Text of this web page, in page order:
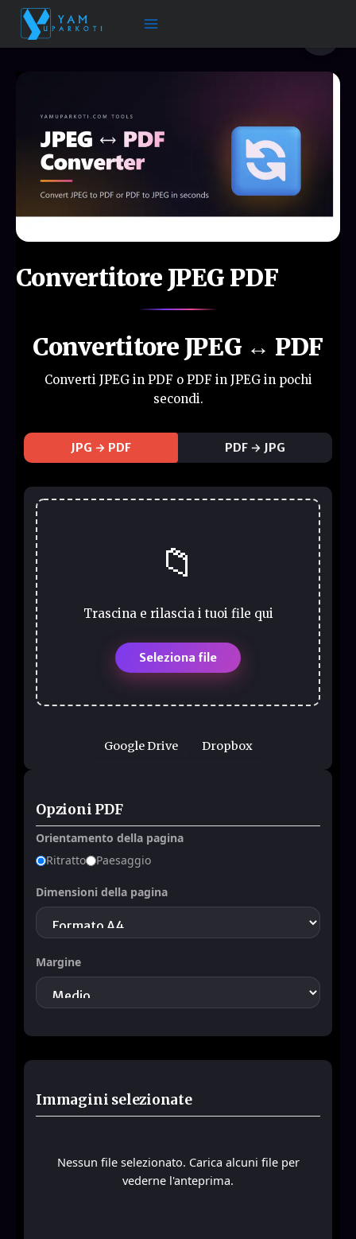
contenuto
Convertitore JPEG PDF
Convertitore JPEG ↔ PDF
Converti JPEG in PDF o PDF in JPEG in pochi
secondi.
JPG → PDF PDF → JPG
📁
Trascina e rilascia i tuoi file qui
Seleziona file
Google Drive Dropbox
Opzioni PDF
Orientamento della pagina
Ritratto
Paesaggio
Dimensioni della pagina
Margine
Immagini selezionate
Nessun file selezionato. Carica alcuni file per
vederne l'anteprima.